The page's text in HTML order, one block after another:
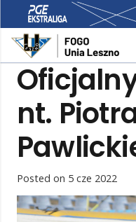
nt.
Posted on 5 cze 2022